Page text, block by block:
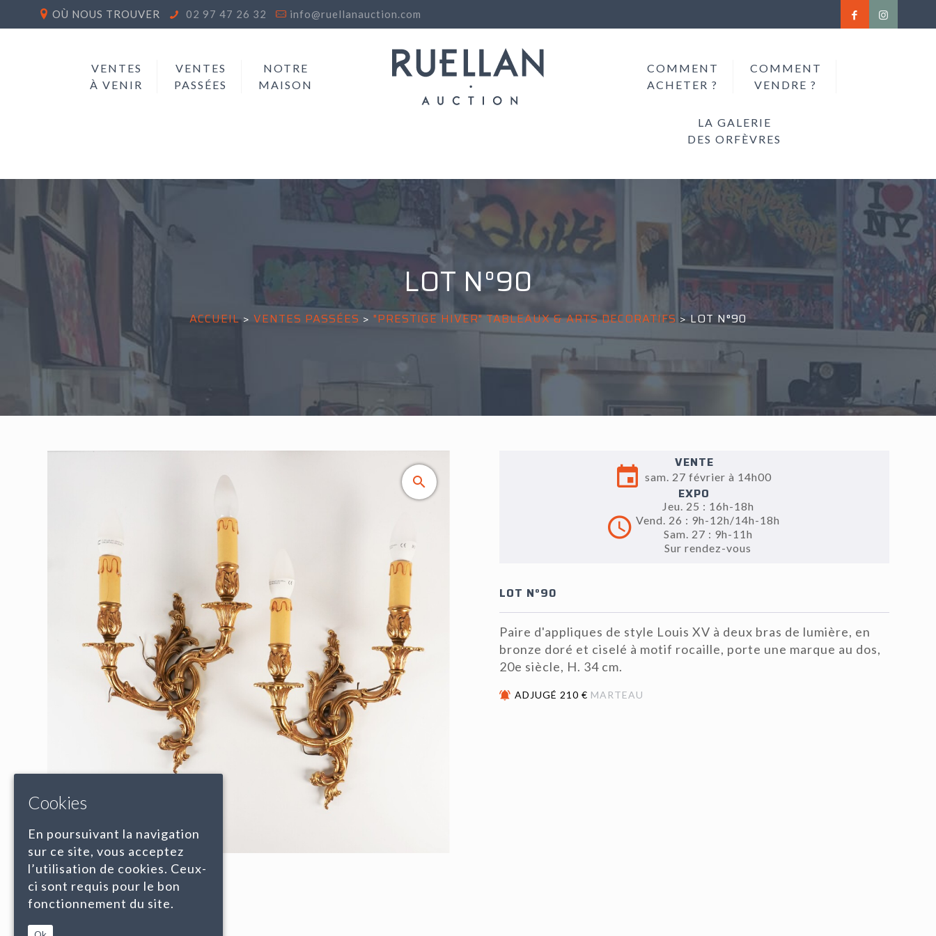
OÙ NOUS TROUVER 02 97 47 26 32 info@ruellanauction.com
VENTES
À VENIR
VENTES
PASSÉES
NOTRE
MAISON
COMMENT
ACHETER ?
COMMENT
VENDRE ?
LA GALERIE
DES ORFÈVRES
LOT N°90
ACCUEIL> VENTES PASSÉES > "PRESTIGE HIVER" TABLEAUX & ARTS DECORATIFS >LOT N°90
VENTE
sam. 27 février à 14h00
EXPO
Jeu. 25 : 16h-18h
Vend. 26 : 9h-12h/14h-18h
Sam. 27 : 9h-11h
Sur rendez-vous
LOT N°90
Paire d'appliques de style Louis XV à deux bras de lumière, en
bronze doré et ciselé à motif rocaille, porte une marque au dos,
20e siècle, H. 34 cm.
ADJUGÉ 210 € MARTEAU
Cookies
En poursuivant la navigation
sur ce site, vous acceptez
l’utilisation de cookies. Ceux-
ci sont requis pour le bon
fonctionnement du site.